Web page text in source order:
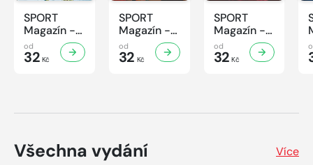
SPORT
Magazín -
32/2026
od
32 Kč
SPORT
Magazín -
31/2026
od
32 Kč
SPORT
Magazín -
30/2026
od
32 Kč
Všechna vydání Více